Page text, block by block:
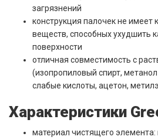
загрязнений
конструкция палочек не имеет
веществ, способных ухудшить
поверхности
отличная совместимость с
(изопропиловый спирт,
слабые кислоты, ацетон,
Характеристики
материал чистящего элемента: